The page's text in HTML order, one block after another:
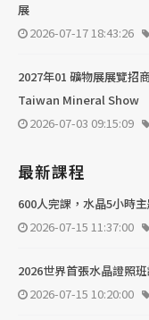
展
2026-07-17 18:43:26
2027年01 礦物展展覽
Taiwan Mineral Show
2026-07-03 09:15:09
最新課程
600人完課，水晶5小時
2026-07-15 11:37:00
2026世界首張水晶證照
2026-07-15 10:20:00